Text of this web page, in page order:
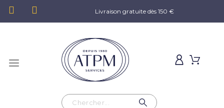
Livraison gratuite dès 150 €